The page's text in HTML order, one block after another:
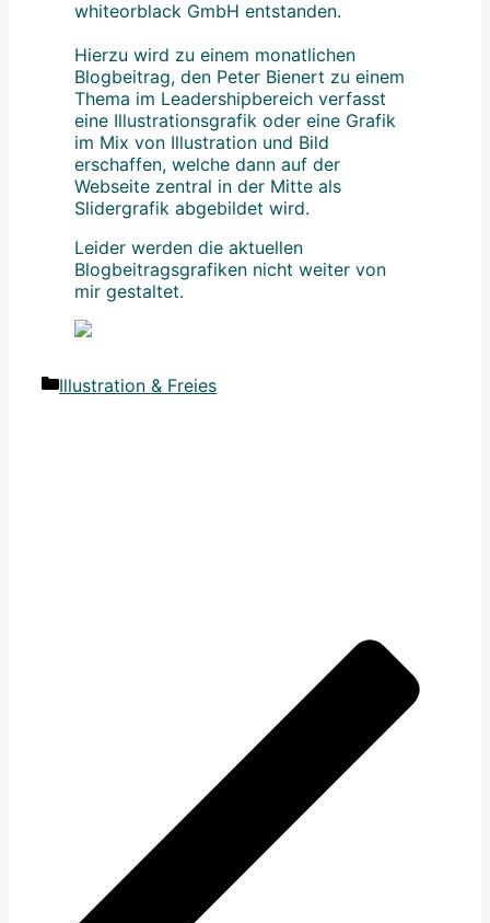
whiteorblack GmbH entstanden.
Hierzu wird zu einem monatlichen
Blogbeitrag, den Peter Bienert zu einem
Thema im Leadershipbereich verfasst
eine Illustrationsgrafik oder eine Grafik
im Mix von Illustration und Bild
erschaffen, welche dann auf der
Webseite zentral in der Mitte als
Slidergrafik abgebildet wird.
Leider werden die aktuellen
Blogbeitragsgrafiken nicht weiter von
mir gestaltet.
Kategorien
Illustration & Freies